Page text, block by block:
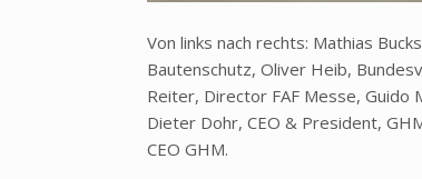
Von links nach rechts: Mathias
Bautenschutz, Oliver Heib,
Reiter, Director FAF Messe, Guido
Dieter Dohr, CEO & President,
CEO GHM.